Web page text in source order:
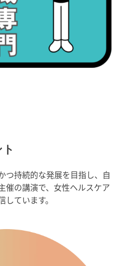
つ持続的な発展を目指し、自
催の講演で、女性ヘルスケア
ています。